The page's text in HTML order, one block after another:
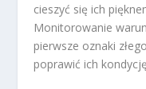
cieszyć się ich
Monitorowanie
pierwsze oznaki
poprawić ich